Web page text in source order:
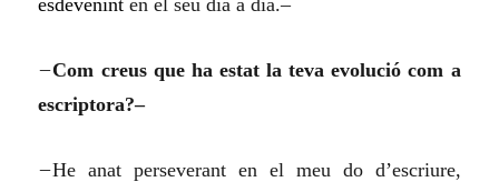
–Com creus que ha estat la teva evolució com a
escriptora?–
–He anat perseverant en el meu do d’escriure,